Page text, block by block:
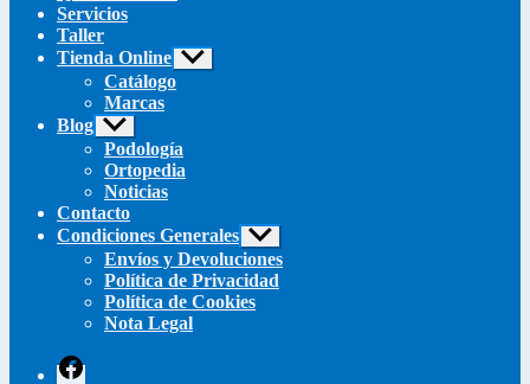
Servicios
Taller
Tienda Online Mostrar
el
Catálogo
Marcas
Blog Mostrar
el
submenú
Podología
Ortopedia
Noticias
Contacto
Condiciones Generales Mostrar
el
submenú
Envíos y Devoluciones
Política de Privacidad
Política de Cookies
Nota Legal
facebook